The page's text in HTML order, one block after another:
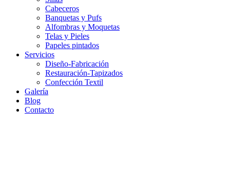
Cabeceros
Banquetas y Pufs
Alfombras y Moquetas
Telas y Pieles
Papeles pintados
Servicios
Diseño-Fabricación
Restauración-Tapizados
Confección Textil
Galería
Blog
Contacto